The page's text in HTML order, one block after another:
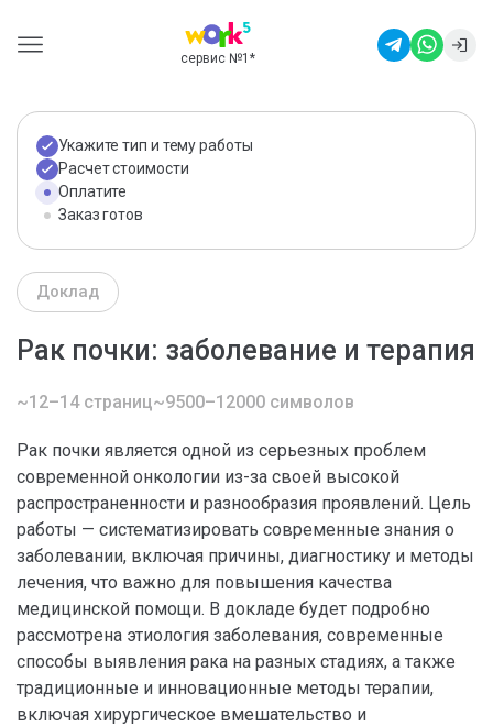
сервис №1 *
Укажите тип и тему работы
Расчет стоимости
Оплатите
Заказ готов
Доклад
Рак почки: заболевание и терапия
~12–14 страниц~9500–12000 символов
Рак почки является одной из серьезных проблем
современной онкологии из-за своей высокой
распространенности и разнообразия проявлений. Цель
работы — систематизировать современные знания о
заболевании, включая причины, диагностику и методы
лечения, что важно для повышения качества
медицинской помощи. В докладе будет подробно
рассмотрена этиология заболевания, современные
способы выявления рака на разных стадиях, а также
традиционные и инновационные методы терапии,
включая хирургическое вмешательство и